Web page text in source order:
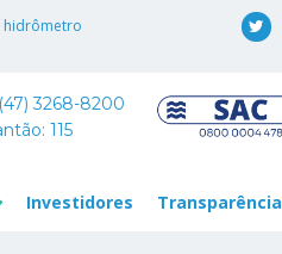
hidrômetro
3268-8200
115
Investidores Transparência